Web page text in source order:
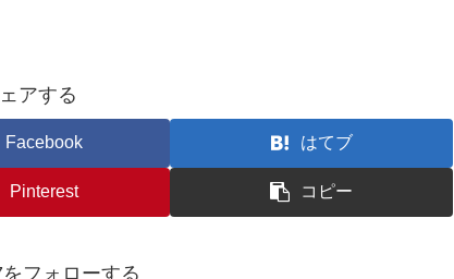
アする
Facebook はてブ
Pinterest コピー
フォローする